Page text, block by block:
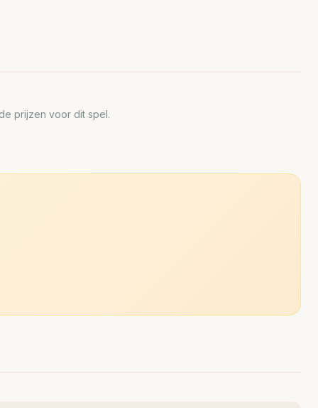
prijzen voor dit spel.